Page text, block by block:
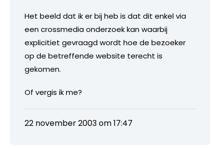
Het beeld dat ik er bij heb is dat dit enkel via
een crossmedia onderzoek kan waarbij
explicitiet gevraagd wordt hoe de bezoeker
op de betreffende website terecht is
gekomen.
Of vergis ik me?
22 november 2003 om 17:47